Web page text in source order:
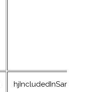
hjIncludedInSample